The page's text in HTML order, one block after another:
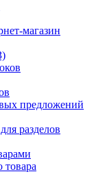
магазин
предложений
разделов
товара